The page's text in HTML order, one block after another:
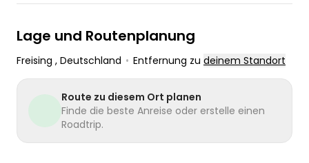
Lage und Routenplanung
Freising , Deutschland • Entfernung zu deinem Standort
Route zu diesem Ort planen
Finde die beste Anreise oder erstelle einen
Roadtrip.